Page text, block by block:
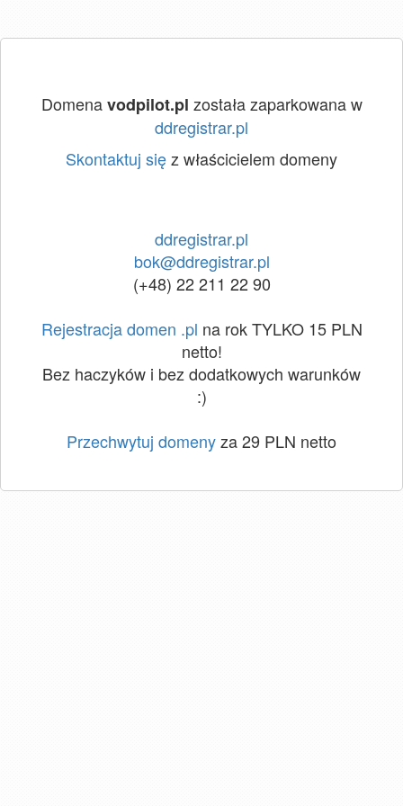
Domenavodpilot.pl została zaparkowana w
ddregistrar.pl
Skontaktuj sięz właścicielem domeny
ddregistrar.pl
bok@ddregistrar.pl
(+48) 22 211 22 90
Rejestracja domen .pl na rok TYLKO 15 PLN
netto!
Bez haczyków i bez dodatkowych warunków
:)
Przechwytuj domenyza 29 PLN netto